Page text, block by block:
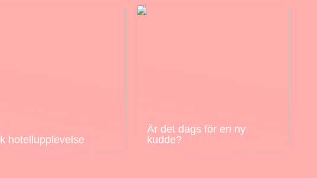
hotellupplevelse
Är det dags för en ny
kudde?